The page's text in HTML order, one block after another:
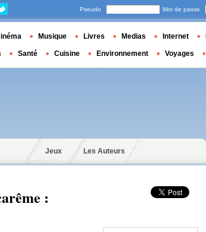
Jeux Les Auteurs
:
Pseudo Mot de passe
Musique Livres Medias Internet
Santé Cuisine Environnement Voyages